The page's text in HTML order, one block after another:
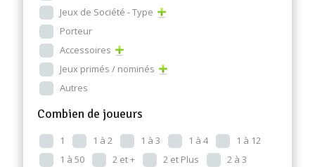
Jeux de Société - Type
Porteur
Accessoires
Jeux primés / nominés
Autres
Combien de joueurs
1 1 à 2 1 à 3 1 à 4
1 à 12
1 à 50
2 et + 2 et Plus
2 à 3